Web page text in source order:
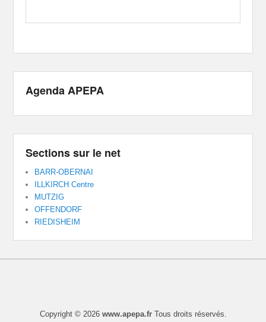
Agenda APEPA
Sections sur le net
BARR-OBERNAI
ILLKIRCH Centre
MUTZIG
OFFENDORF
RIEDISHEIM
Copyright © 2026 www.apepa.frTous droits réservés.